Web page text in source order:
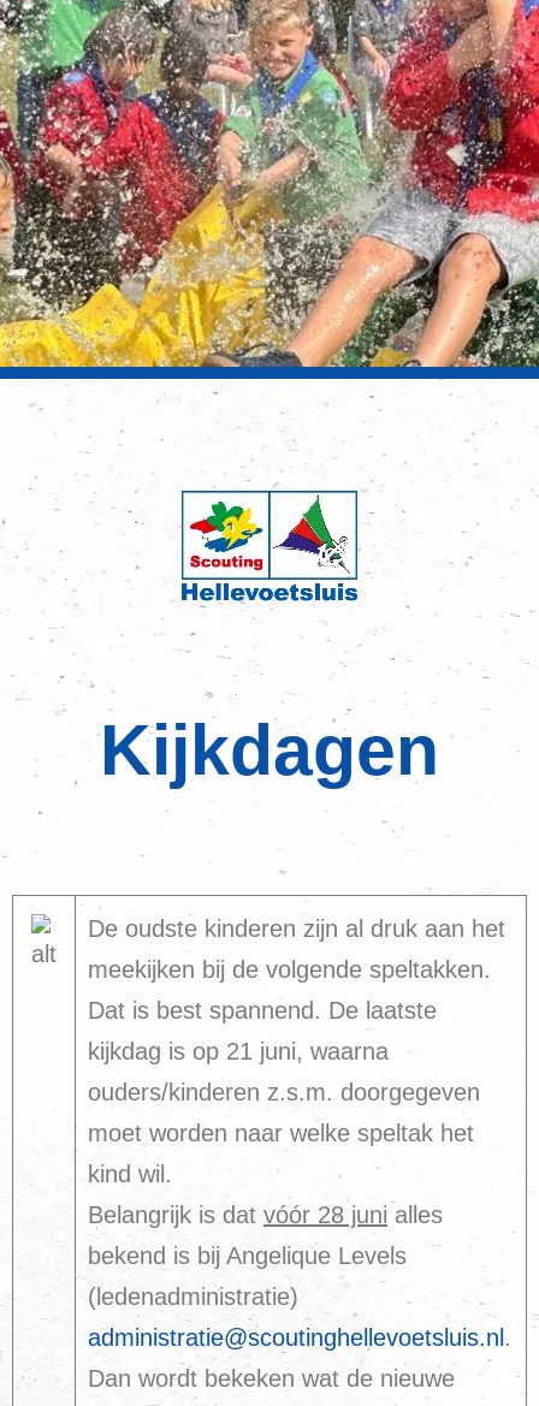
Kijkdagen
De oudste kinderen zijn al druk aan het
meekijken bij de volgende speltakken.
Dat is best spannend. De laatste
kijkdag is op 21 juni, waarna
ouders/kinderen z.s.m. doorgegeven
moet worden naar welke speltak het
kind wil.
Belangrijk is dat vóór 28 juni alles
bekend is bij Angelique Levels
(ledenadministratie)
administratie@scoutinghellevoetsluis.nl.
Dan wordt bekeken wat de nieuwe